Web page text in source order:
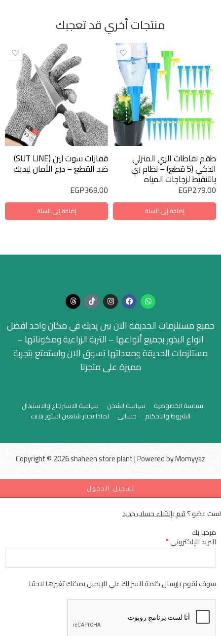
منتجات أخري قد تعجبك
طقم نقاطات الري المنزلي
الذكي (5 قطع) – نظام ري
بالتنقيط لزجاجات المياه
EGP279.00
إضافة إلى السلة
قفازات سوت لين (SUT LINE)
ضد القطع – درع الأمان ليديك
EGP369.00
إضافة إلى السلة
جميع مستلزمات الحديقة الان بين يديك في مكان واحد افضل
انواع البذور بجميع أنواعها – التربة الزراعية ومكوناتها –
مستلزمات الحديقة ومعداتها تسوق الان واستمتع بتجربة
مميزة على متجرنا
سياسة الخصوصية سياسة الشحن
سياسة الاسترجاع والاستبدال
الشروط والاحكام
حسابي لماذا تختار شاهين استور بلانت
Copyright © 2026 shaheen store plant | Powered byMomyyaz
تسجيل الدخول
لست عضو ؟قم بإنشاء حساب جديد
مرحبا بك
البريد الإلكتروني*
سوف نقوم بإرسال كلمة السر لك علي الإيميل يمكنك تغيرها لاحقا